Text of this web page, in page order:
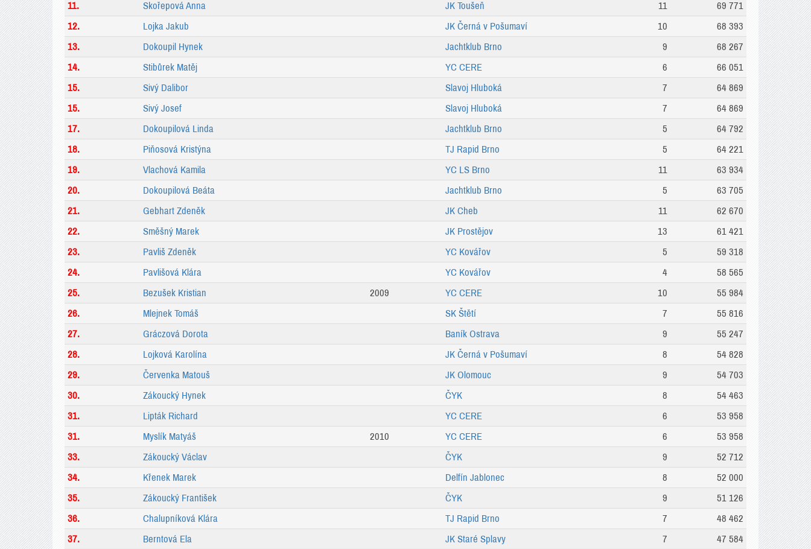
11.
Skořepová Anna JK Toušeň 11
69 771
12.
Lojka Jakub JK Černá v Pošumaví 10
68 393
13.
Dokoupil Hynek Jachtklub Brno 9
68 267
14.
Stibůrek Matěj YC CERE 6
66 051
15.
Sivý Dalibor Slavoj Hluboká 7
64 869
15.
Sivý Josef Slavoj Hluboká 7
64 869
17.
Dokoupilová Linda Jachtklub Brno 5
64 792
18.
Piňosová Kristýna TJ Rapid Brno 5
64 221
19.
Vlachová Kamila YC LS Brno 11
63 934
20.
Dokoupilová Beáta Jachtklub Brno 5
63 705
21.
Gebhart Zdeněk JK Cheb 11
62 670
22.
Směšný Marek JK Prostějov 13
61 421
23.
Pavliš Zdeněk YC Kovářov 5
59 318
24.
Pavlišová Klára YC Kovářov 4
58 565
25.
Bezušek Kristian 2009 YC CERE 10
55 984
26.
Mlejnek Tomáš SK Štětí 7
55 816
27.
Gráczová Dorota Baník Ostrava 9
55 247
28.
Lojková Karolína JK Černá v Pošumaví 8
54 828
29.
Červenka Matouš JK Olomouc 9
54 703
30.
Zákoucký Hynek ČYK 8
54 463
31.
Lipták Richard YC CERE 6
53 958
31.
Myslík Matyáš 2010 YC CERE 6
53 958
33.
Zákoucký Václav ČYK 9
52 712
34.
Křenek Marek Delfín Jablonec 8
52 000
35.
Zákoucký František ČYK 9
51 126
36.
Chalupníková Klára TJ Rapid Brno 7
48 462
37.
Berntová Ela JK Staré Splavy 7
47 584